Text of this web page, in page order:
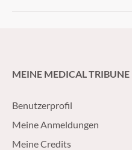
MEINE MEDICAL TRIBUNE
Benutzerprofil
Meine Anmeldungen
Meine Credits